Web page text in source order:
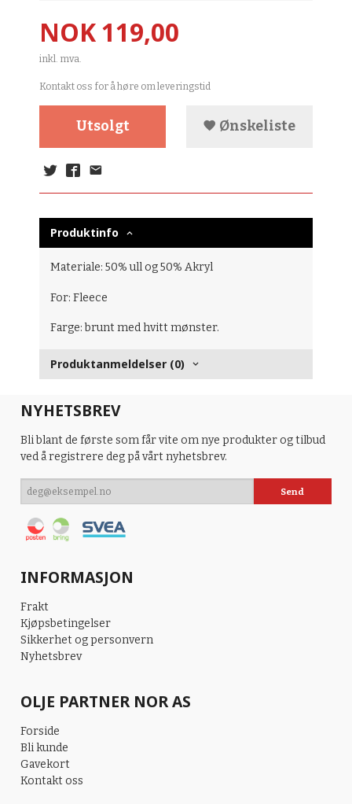
Pris
NOK119,00
inkl. mva.
Kontakt oss for å høre om leveringstid
Utsolgt Ønskeliste
Produktinfo
Materiale: 50% ull og 50% Akryl
For: Fleece
Farge: brunt med hvitt mønster.
Produktanmeldelser (0)
NYHETSBREV
Bli blant de første som får vite om nye produkter og tilbud
ved å registrere deg på vårt nyhetsbrev.
INFORMASJON
Frakt
Kjøpsbetingelser
Sikkerhet og personvern
Nyhetsbrev
OLJE PARTNER NOR AS
Forside
Bli kunde
Gavekort
Kontakt oss